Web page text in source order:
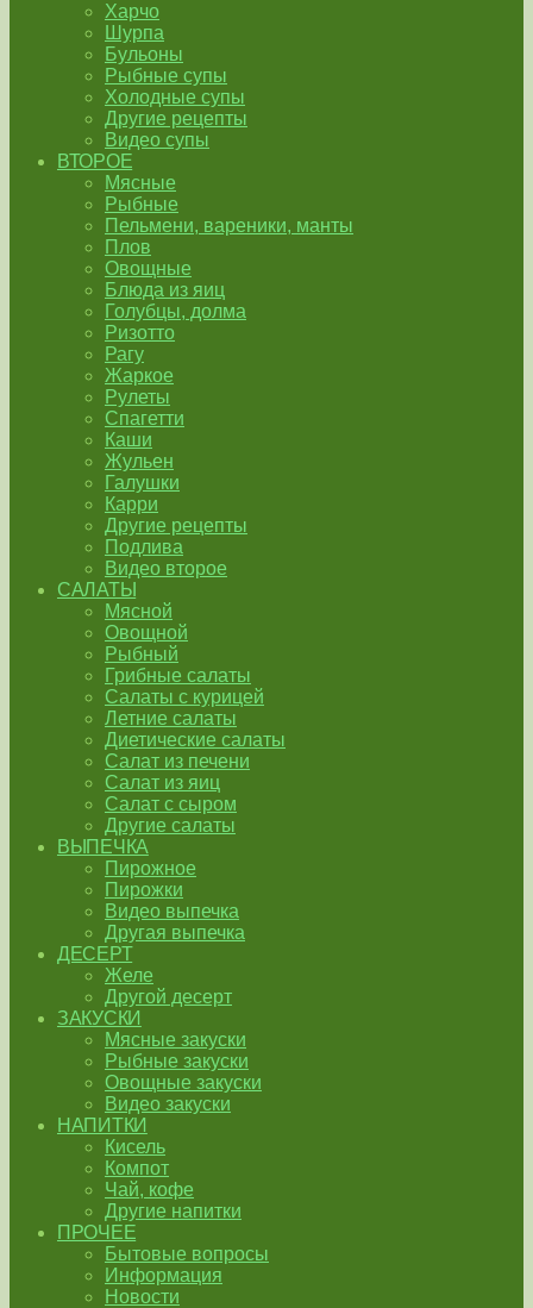
Харчо
Шурпа
Бульоны
Рыбные супы
Холодные супы
Другие рецепты
Видео супы
ВТОРОЕ
Мясные
Рыбные
Пельмени, вареники, манты
Плов
Овощные
Блюда из яиц
Голубцы, долма
Ризотто
Рагу
Жаркое
Рулеты
Спагетти
Каши
Жульен
Галушки
Карри
Другие рецепты
Подлива
Видео второе
САЛАТЫ
Мясной
Овощной
Рыбный
Грибные салаты
Салаты с курицей
Летние салаты
Диетические салаты
Салат из печени
Салат из яиц
Салат с сыром
Другие салаты
ВЫПЕЧКА
Пирожное
Пирожки
Видео выпечка
Другая выпечка
ДЕСЕРТ
Желе
Другой десерт
ЗАКУСКИ
Мясные закуски
Рыбные закуски
Овощные закуски
Видео закуски
НАПИТКИ
Кисель
Компот
Чай, кофе
Другие напитки
ПРОЧЕЕ
Бытовые вопросы
Информация
Новости